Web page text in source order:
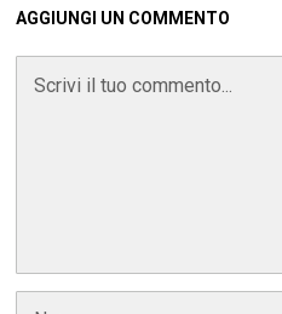
AGGIUNGI UN COMMENTO